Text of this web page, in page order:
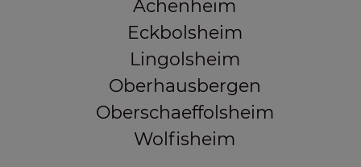
Achenheim
Eckbolsheim
Lingolsheim
Oberhausbergen
Oberschaeffolsheim
Wolfisheim